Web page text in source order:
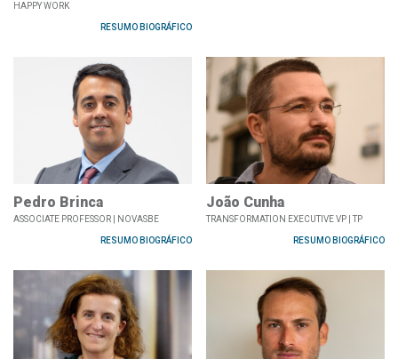
HAPPY WORK
RESUMO BIOGRÁFICO
Pedro Brinca
ASSOCIATE PROFESSOR | NOVASBE
RESUMO BIOGRÁFICO
João Cunha
TRANSFORMATION EXECUTIVE VP | TP
RESUMO BIOGRÁFICO